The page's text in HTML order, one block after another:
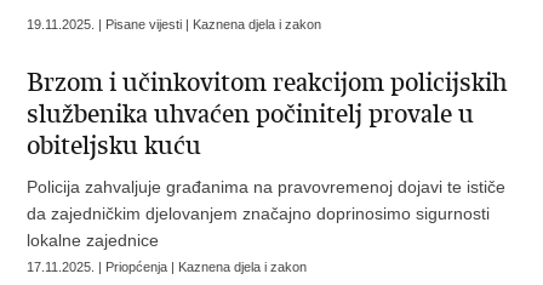
19.11.2025. | Pisane vijesti | Kaznena djela i zakon
Brzom i učinkovitom reakcijom policijskih
službenika uhvaćen počinitelj provale u
obiteljsku kuću
Policija zahvaljuje građanima na pravovremenoj dojavi te ističe
da zajedničkim djelovanjem značajno doprinosimo sigurnosti
lokalne zajednice
17.11.2025. | Priopćenja | Kaznena djela i zakon